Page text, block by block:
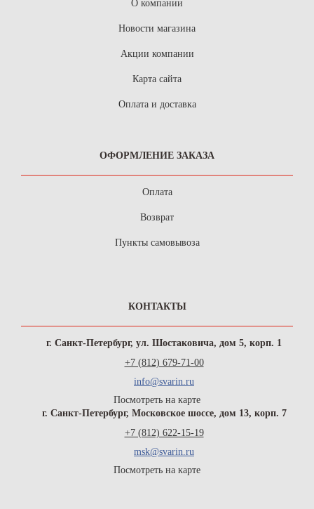
О компании
Новости магазина
Акции компании
Карта сайта
Оплата и доставка
ОФОРМЛЕНИЕ ЗАКАЗА
Оплата
Возврат
Пункты самовывоза
КОНТАКТЫ
г. Санкт-Петербург, ул. Шостаковича, дом 5, корп. 1
+7 (812) 679-71-00
info@svarin.ru
Посмотреть на карте
г. Санкт-Петербург, Московское шоссе, дом 13, корп. 7
+7 (812) 622-15-19
msk@svarin.ru
Посмотреть на карте